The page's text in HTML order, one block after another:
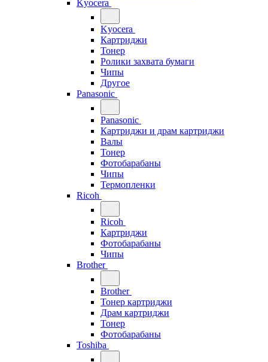
Kyocera
Kyocera
Картриджи
Тонер
Ролики захвата бумаги
Чипы
Другое
Panasonic
Panasonic
Картриджи и драм картриджи
Валы
Тонер
Фотобарабаны
Чипы
Термопленки
Ricoh
Ricoh
Картриджи
Фотобарабаны
Чипы
Brother
Brother
Тонер картриджи
Драм картриджи
Тонер
Фотобарабаны
Toshiba